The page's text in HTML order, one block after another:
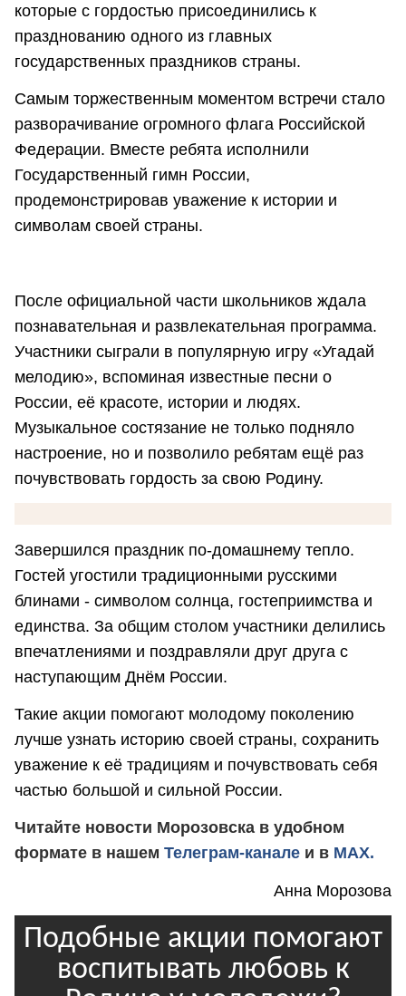
которые с гордостью присоединились к
празднованию одного из главных
государственных праздников страны.
Самым торжественным моментом встречи стало
разворачивание огромного флага Российской
Федерации. Вместе ребята исполнили
Государственный гимн России,
продемонстрировав уважение к истории и
символам своей страны.
После официальной части школьников ждала
познавательная и развлекательная программа.
Участники сыграли в популярную игру «Угадай
мелодию», вспоминая известные песни о
России, её красоте, истории и людях.
Музыкальное состязание не только подняло
настроение, но и позволило ребятам ещё раз
почувствовать гордость за свою Родину.
Завершился праздник по-домашнему тепло.
Гостей угостили традиционными русскими
блинами - символом солнца, гостеприимства и
единства. За общим столом участники делились
впечатлениями и поздравляли друг друга с
наступающим Днём России.
Такие акции помогают молодому поколению
лучше узнать историю своей страны, сохранить
уважение к её традициям и почувствовать себя
частью большой и сильной России.
Читайте новости Морозовска в удобном
формате в нашем Телеграм-канале и в MAX.
Анна Морозова